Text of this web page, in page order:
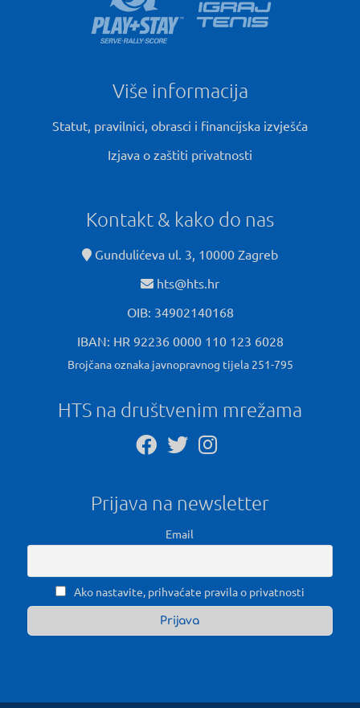
Više informacija
Statut, pravilnici, obrasci i financijska izvješća
Izjava o zaštiti privatnosti
Kontakt & kako do nas
Gundulićeva ul. 3, 10000 Zagreb
hts@hts.hr
OIB: 34902140168
IBAN: HR 92236 0000 110 123 6028
Brojčana oznaka javnopravnog tijela 251-795
HTS na društvenim mrežama
Prijava na newsletter
Email
Ako nastavite, prihvaćate pravila o privatnosti